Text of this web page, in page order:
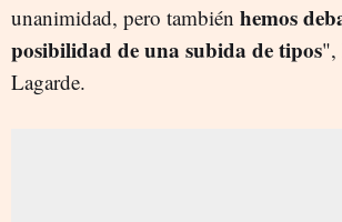
unanimidad, pero también hemos
posibilidad de una subida de tipos",
Lagarde.